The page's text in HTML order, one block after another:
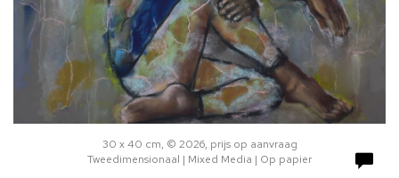
30 x 40 cm, © 2026, prijs op aanvraag
Tweedimensionaal | Mixed Media | Op papier